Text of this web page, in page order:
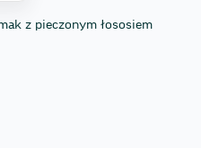
z pieczonym łososiem